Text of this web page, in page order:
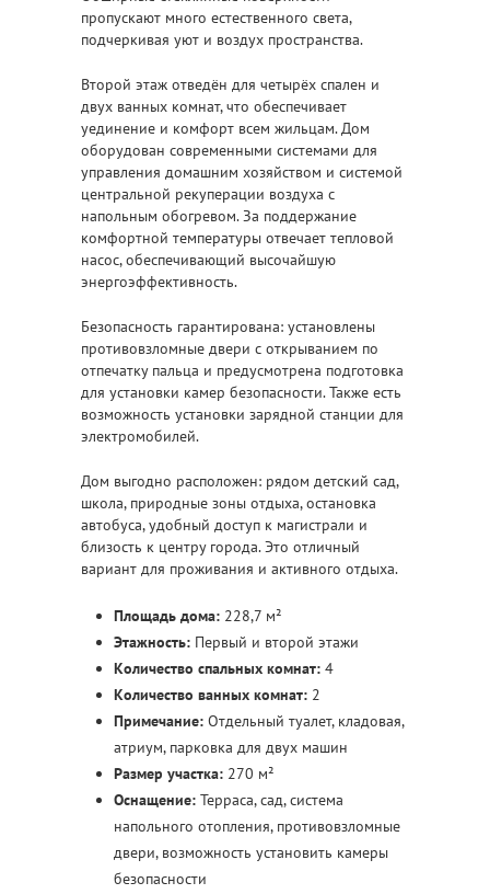
пропускают много естественного света,
подчеркивая уют и воздух пространства.
Второй этаж отведён для четырёх спален и
двух ванных комнат, что обеспечивает
уединение и комфорт всем жильцам. Дом
оборудован современными системами для
управления домашним хозяйством и системой
центральной рекуперации воздуха с
напольным обогревом. За поддержание
комфортной температуры отвечает тепловой
насос, обеспечивающий высочайшую
энергоэффективность.
Безопасность гарантирована: установлены
противовзломные двери с открыванием по
отпечатку пальца и предусмотрена подготовка
для установки камер безопасности. Также есть
возможность установки зарядной станции для
электромобилей.
Дом выгодно расположен: рядом детский сад,
школа, природные зоны отдыха, остановка
автобуса, удобный доступ к магистрали и
близость к центру города. Это отличный
вариант для проживания и активного отдыха.
Площадь дома: 228,7 м²
Этажность: Первый и второй этажи
Количество спальных комнат: 4
Количество ванных комнат: 2
Примечание: Отдельный туалет, кладовая,
атриум, парковка для двух машин
Размер участка: 270 м²
Оснащение: Терраса, сад, система
напольного отопления, противовзломные
двери, возможность установить камеры
безопасности